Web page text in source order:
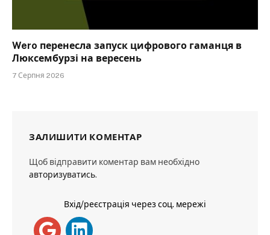
Wero перенесла запуск цифрового гаманця в
Люксембурзі на вересень
7 Серпня 2026
ЗАЛИШИТИ КОМЕНТАР
Щоб відправити коментар вам необхідно
авторизуватись.
Вхід/реєстрація через соц. мережі